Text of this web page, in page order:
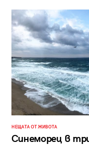
НЕЩАТА ОТ ЖИВОТА
Синеморец в